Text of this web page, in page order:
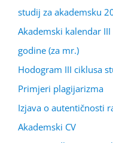
studij za akademsku
Akademski kalendar
godine (za mr.)
Hodogram III ciklusa
Primjeri plagijarizma
Izjava o autentičnosti
Akademski CV